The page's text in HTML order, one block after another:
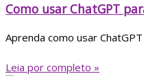
Como usar ChatGPT
Aprenda como usar
Leia por completo »